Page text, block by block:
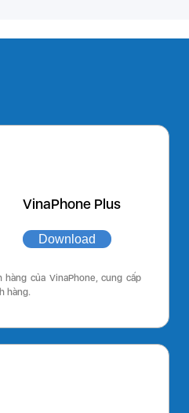
VinaPhone Plus
Download
hàng của VinaPhone, cung cấp
hàng.